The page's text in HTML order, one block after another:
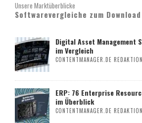
Unsere Marktüberblicke
Softwarevergleiche zum Download
Digital Asset Management
im Vergleich
CONTENTMANAGER.DE REDAKTION
ERP: 76 Enterprise
im Überblick
CONTENTMANAGER.DE REDAKTION